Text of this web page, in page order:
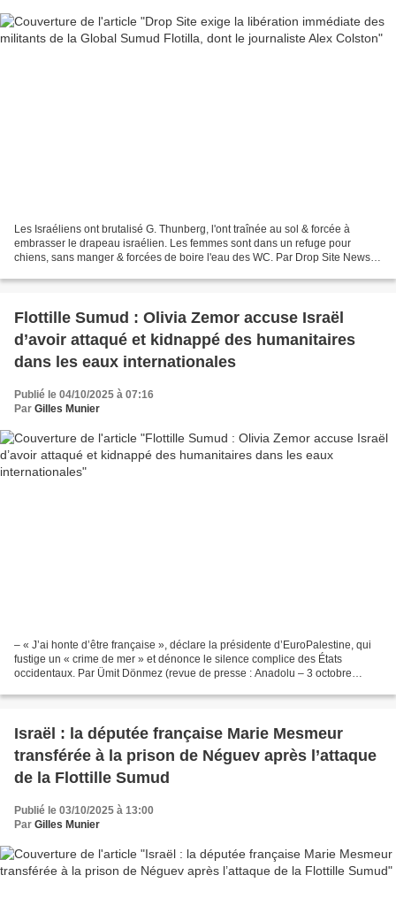
Les Israéliens ont brutalisé G. Thunberg, l'ont traînée au sol & forcée à
embrasser le drapeau israélien. Les femmes sont dans un refuge pour
chiens, sans manger & forcées de boire l'eau des WC. Par Drop Site News
Flottille Sumud : Olivia Zemor accuse Israël
d’avoir attaqué et kidnappé des humanitaires
dans les eaux internationales
Publié le 04/10/2025 à 07:16
Par Gilles Munier
– « J’ai honte d’être française », déclare la présidente d’EuroPalestine, qui
fustige un « crime de mer » et dénonce le silence complice des États
occidentaux. Par Ümit Dönmez (revue de presse : Anadolu – 3 octobre
Israël : la députée française Marie Mesmeur
transférée à la prison de Néguev après l’attaque
de la Flottille Sumud
Publié le 03/10/2025 à 13:00
Par Gilles Munier